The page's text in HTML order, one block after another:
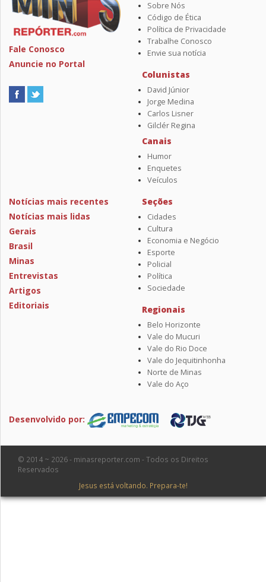
Fale Conosco
Anuncie no Portal
Sobre Nós
Código de Ética
Política de Privacidade
Trabalhe Conosco
Envie sua notícia
Colunistas
David Júnior
Jorge Medina
Carlos Lisner
Gilclér Regina
Canais
Humor
Enquetes
Veículos
Notícias mais recentes
Notícias mais lidas
Gerais
Brasil
Minas
Entrevistas
Artigos
Editoriais
Seções
Cidades
Cultura
Economia e Negócio
Esporte
Policial
Política
Sociedade
Regionais
Belo Horizonte
Vale do Mucuri
Vale do Rio Doce
Vale do Jequitinhonha
Norte de Minas
Vale do Aço
Desenvolvido por:
© 2014 ~ 2026 - minasreporter.com - Todos os Direitos
Reservados
Jesus está voltando. Prepara-te!